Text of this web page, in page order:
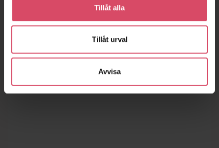
Tillåt alla
Tillåt urval
Avvisa